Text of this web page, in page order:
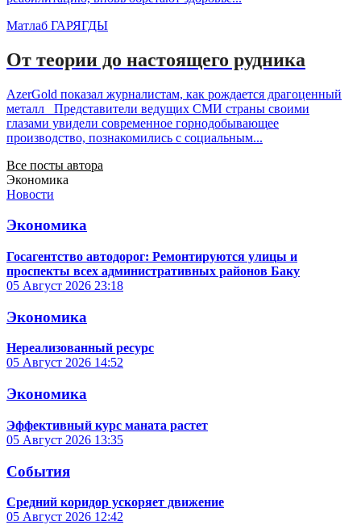
Матлаб ГАРЯГДЫ
От теории до настоящего рудника
AzerGold показал журналистам, как рождается драгоценный
металл Представители ведущих СМИ страны своими
глазами увидели современное горнодобывающее
производство, познакомились с социальным...
Все посты автора
Экономика
Новости
Экономика
Госагентство автодорог: Ремонтируются улицы и
проспекты всех административных районов Баку
05 Август 2026 23:18
Экономика
Нереализованный ресурс
05 Август 2026 14:52
Экономика
Эффективный курс маната растет
05 Август 2026 13:35
События
Средний коридор ускоряет движение
05 Август 2026 12:42